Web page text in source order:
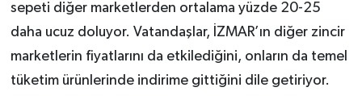
sepeti diğer marketlerden ortalama yüzde 20-25
daha ucuz doluyor. Vatandaşlar, İZMAR’ın diğer zincir
marketlerin fiyatlarını da etkilediğini, onların da temel
tüketim ürünlerinde indirime gittiğini dile getiriyor.